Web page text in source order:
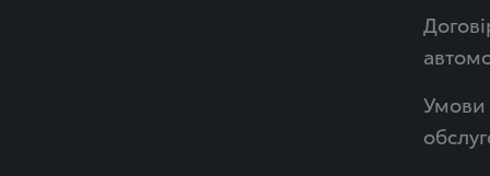
Умови